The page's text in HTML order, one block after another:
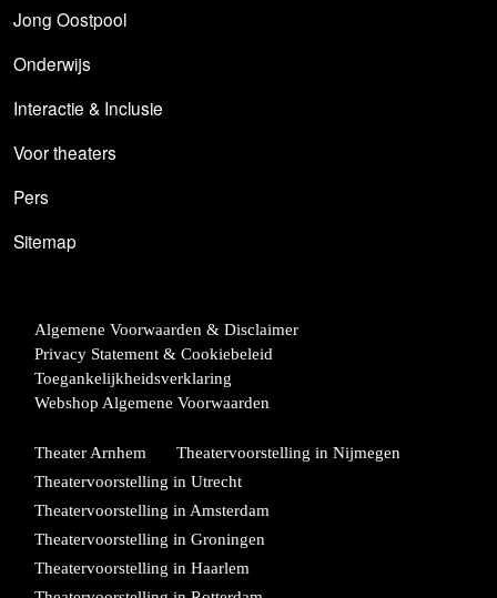
Jong Oostpool
Onderwijs
Interactie & Inclusie
Voor theaters
Pers
Sitemap
Algemene Voorwaarden & Disclaimer
Privacy Statement & Cookiebeleid
Toegankelijkheidsverklaring
Webshop Algemene Voorwaarden
Theater Arnhem
Theatervoorstelling in Nijmegen
Theatervoorstelling in Utrecht
Theatervoorstelling in Amsterdam
Theatervoorstelling in Groningen
Theatervoorstelling in Haarlem